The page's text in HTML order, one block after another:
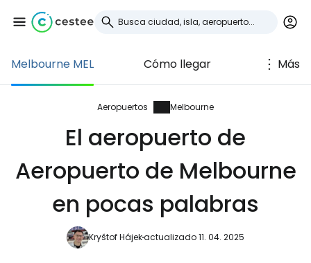
Melbourne MEL Cómo llegar Más
Aeropuertos Melbourne
El aeropuerto de
Aeropuerto de Melbourne
en pocas palabras
Kryštof Hájekactualizado 11. 04. 2025
Iniciar sesión en
Cestee
... la comunidad mundial de viajeros
Continuar con Facebook